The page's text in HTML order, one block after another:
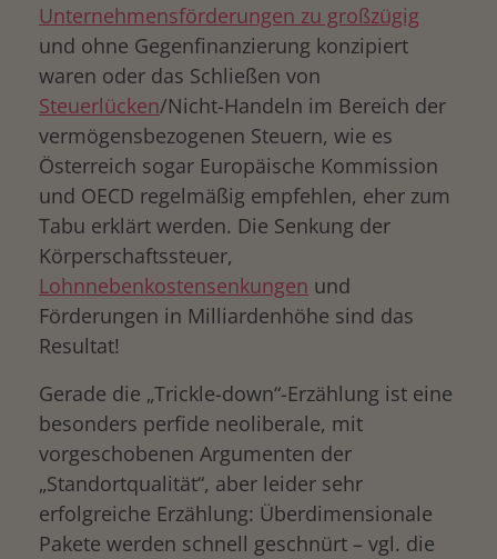
Unternehmensförderungen zu großzügig
und ohne Gegenfinanzierung konzipiert
waren oder das Schließen von
Steuerlücken/Nicht-Handeln im Bereich der
vermögensbezogenen Steuern, wie es
Österreich sogar Europäische Kommission
und OECD regelmäßig empfehlen, eher zum
Tabu erklärt werden. Die Senkung der
Körperschaftssteuer,
Lohnnebenkostensenkungen und
Förderungen in Milliardenhöhe sind das
Resultat!
Gerade die „Trickle-down“-Erzählung ist eine
besonders perfide neoliberale, mit
vorgeschobenen Argumenten der
„Standortqualität“, aber leider sehr
erfolgreiche Erzählung: Überdimensionale
Pakete werden schnell geschnürt – vgl. die
drucken